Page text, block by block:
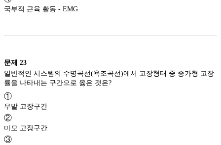
국부적 근육 활동 - EMG
문제 23
일반적인 시스템의 수명곡선(욕조곡선)에서 고장형태 중 증가형 고장
률을 나타내는 구간으로 옳은 것은?
①
우발 고장구간
②
마모 고장구간
③